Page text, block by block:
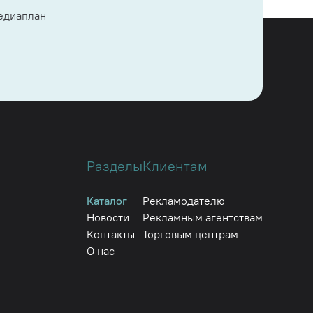
Разделы
Каталог
Новости
Контакты
О нас
Клиентам
Рекламодателю
Рекламным агентствам
Торговым центрам